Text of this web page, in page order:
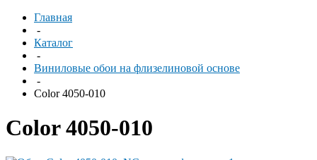
Главная
-
Каталог
-
Виниловые обои на флизелиновой основе
-
Color 4050-010
Color 4050-010